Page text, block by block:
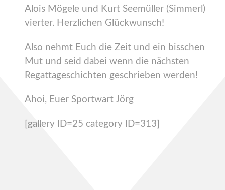
Alois Mögele und Kurt Seemüller (Simmerl)
vierter. Herzlichen Glückwunsch!
Also nehmt Euch die Zeit und ein bisschen
Mut und seid dabei wenn die nächsten
Regattageschichten geschrieben werden!
Ahoi, Euer Sportwart Jörg
[gallery ID=25 category ID=313]